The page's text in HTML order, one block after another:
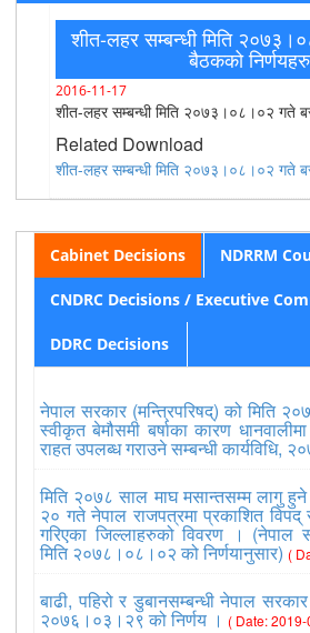
शीत-लहर सम्बन्धी मिति
बैठकको निर्णयहरु
2016-11-17
शीत-लहर सम्बन्धी मिति २०७३।०८।०२ गते
Related Download
शीत-लहर सम्बन्धी मिति २०७३।०८।०२ गते
Cabinet Decisions NDRRM
CNDRC Decisions / Executive
DDRC Decisions
नेपाल सरकार (मन्त्रिपरिषद्) को मिति
स्वीकृत बेमौसमी बर्षाका कारण
राहत उपलब्ध गराउने सम्बन्धी कार्यविधि,
मिति २०७८ साल माघ मसान्तसम्म लागु
२० गते नेपाल राजपत्रमा प्रकाशित
गरिएका जिल्लाहरुको विवरण । (नेपाल
मिति २०७८।०८।०२ को निर्णयानुसार) (
बाढी, पहिरो र डुबानसम्बन्धी नेपाल
२०७६।०३।२९ को निर्णय । ( Date: